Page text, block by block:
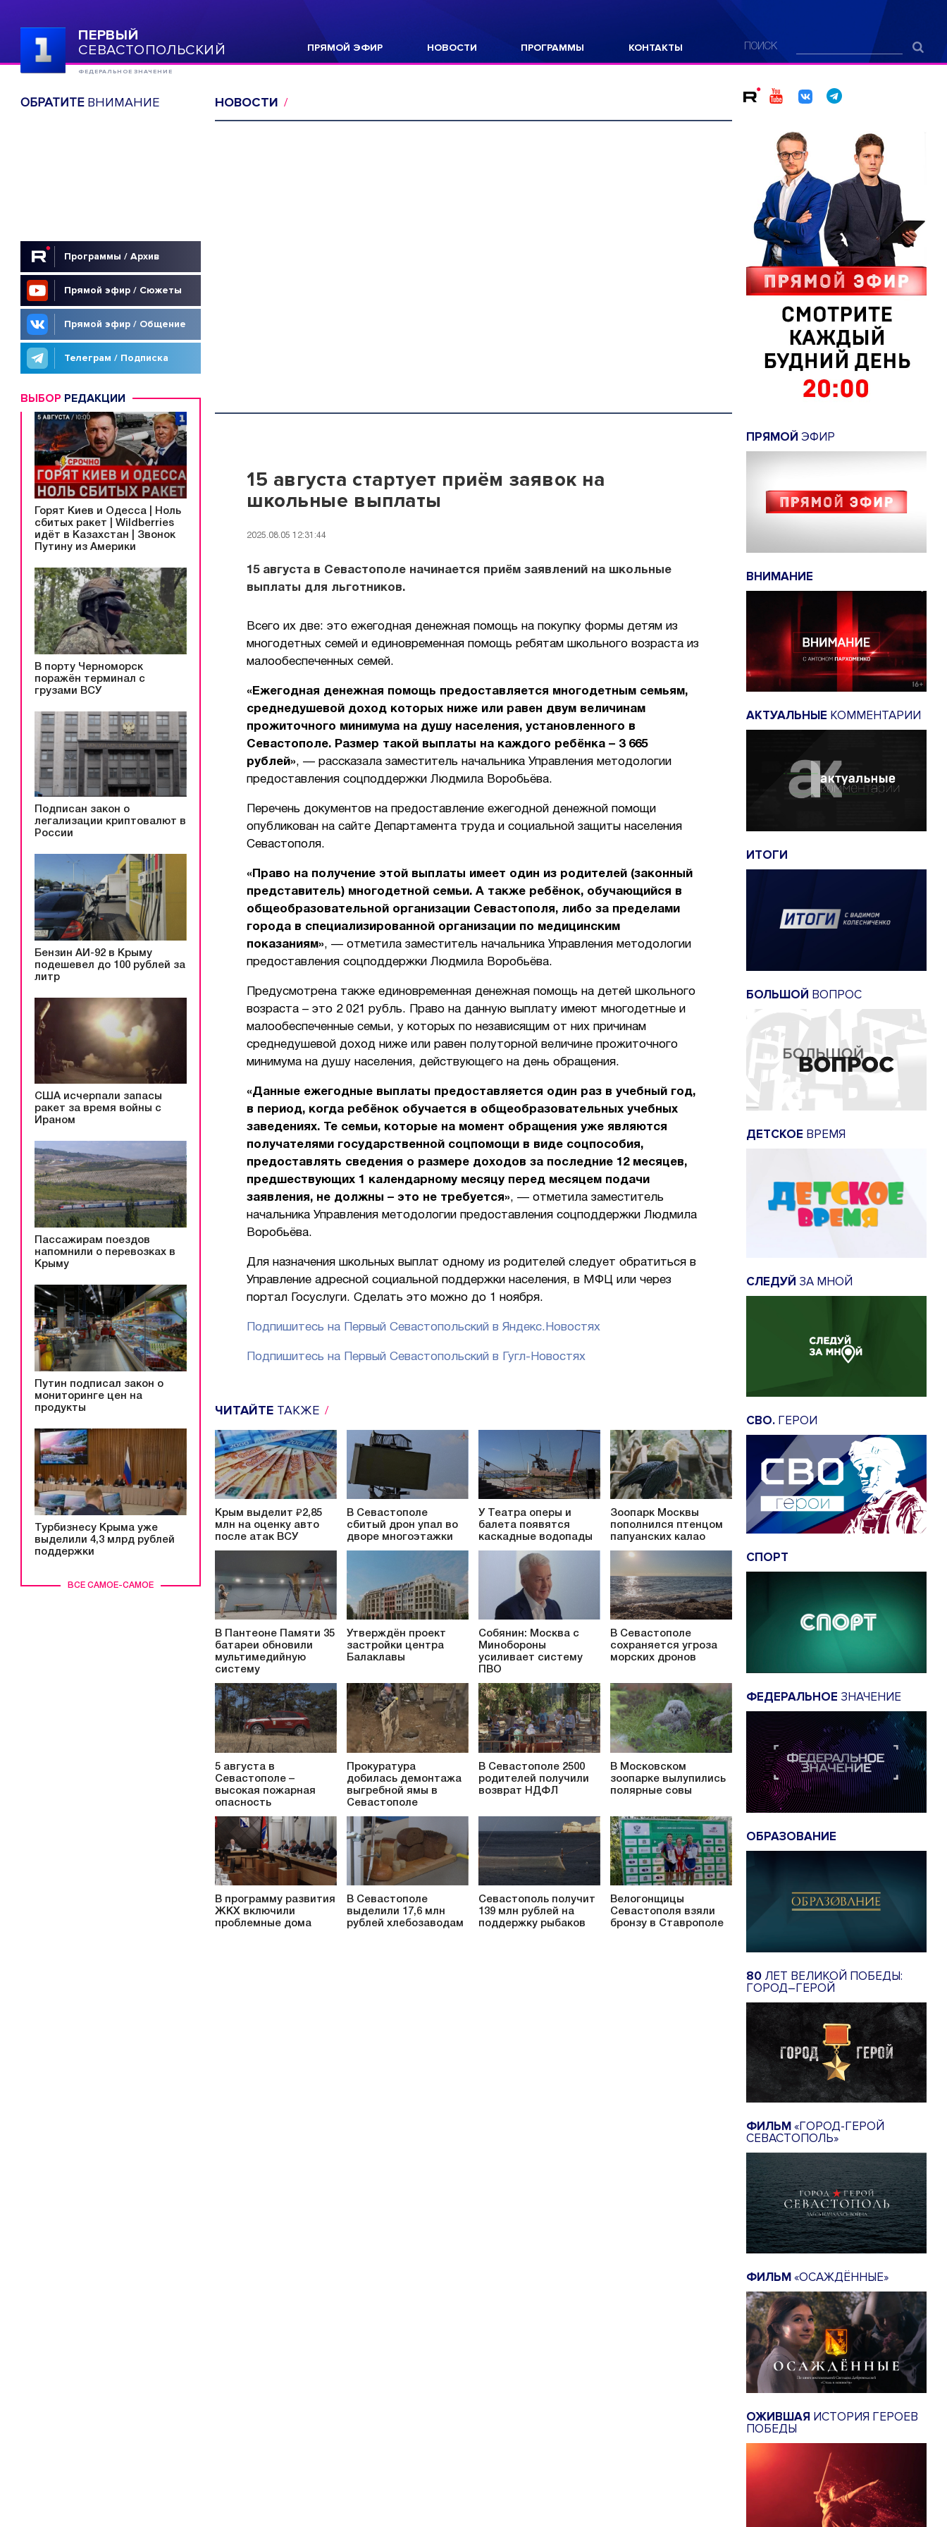
ПЕРВЫЙ
СЕВАСТОПОЛЬСКИЙ
ФЕДЕРАЛЬНОЕ ЗНАЧЕНИЕ
ПРЯМОЙ ЭФИР НОВОСТИ ПРОГРАММЫ КОНТАКТЫ ПОИСК
ОБРАТИТЕВНИМАНИЕ
Программы / Архив
Прямой эфир / Сюжеты
Прямой эфир / Общение
Телеграм / Подписка
ВЫБОР РЕДАКЦИИ
ВСЕ САМОЕ-САМОЕ
Горят Киев и Одесса | Ноль
сбитых ракет | Wildberries
идёт в Казахстан | Звонок
Путину из Америки
В порту Черноморск
поражён терминал с
грузами ВСУ
Подписан закон о
легализации криптовалют в
России
Бензин АИ-92 в Крыму
подешевел до 100 рублей за
литр
США исчерпали запасы
ракет за время войны с
Ираном
Пассажирам поездов
напомнили о перевозках в
Крыму
Путин подписал закон о
мониторинге цен на
продукты
Турбизнесу Крыма уже
выделили 4,3 млрд рублей
поддержки
НОВОСТИ
15 августа стартует приём заявок на
школьные выплаты
2025.08.05 12:31:44
15 августа в Севастополе начинается приём заявлений на школьные
выплаты для льготников.
Всего их две: это ежегодная денежная помощь на покупку формы детям из
многодетных семей и единовременная помощь ребятам школьного возраста из
малообеспеченных семей.
«Ежегодная денежная помощь предоставляется многодетным семьям,
среднедушевой доход которых ниже или равен двум величинам
прожиточного минимума на душу населения, установленного в
Севастополе. Размер такой выплаты на каждого ребёнка – 3 665
рублей», — рассказала заместитель начальника Управления методологии
предоставления соцподдержки Людмила Воробьёва.
Перечень документов на предоставление ежегодной денежной помощи
опубликован на сайте Департамента труда и социальной защиты населения
Севастополя.
«Право на получение этой выплаты имеет один из родителей (законный
представитель) многодетной семьи. А также ребёнок, обучающийся в
общеобразовательной организации Севастополя, либо за пределами
города в специализированной организации по медицинским
показаниям», — отметила заместитель начальника Управления методологии
предоставления соцподдержки Людмила Воробьёва.
Предусмотрена также единовременная денежная помощь на детей школьного
возраста – это 2 021 рубль. Право на данную выплату имеют многодетные и
малообеспеченные семьи, у которых по независящим от них причинам
среднедушевой доход ниже или равен полуторной величине прожиточного
минимума на душу населения, действующего на день обращения.
«Данные ежегодные выплаты предоставляется один раз в учебный год,
в период, когда ребёнок обучается в общеобразовательных учебных
заведениях. Те семьи, которые на момент обращения уже являются
получателями государственной соцпомощи в виде соцпособия,
предоставлять сведения о размере доходов за последние 12 месяцев,
предшествующих 1 календарному месяцу перед месяцем подачи
заявления, не должны – это не требуется», — отметила заместитель
начальника Управления методологии предоставления соцподдержки Людмила
Воробьёва.
Для назначения школьных выплат одному из родителей следует обратиться в
Управление адресной социальной поддержки населения, в МФЦ или через
портал Госуслуги. Сделать это можно до 1 ноября.
Подпишитесь на Первый Севастопольский в Яндекс.Новостях
Подпишитесь на Первый Севастопольский в Гугл-Новостях
ЧИТАЙТЕ ТАКЖЕ
Крым выделит ₽2,85
млн на оценку авто
после атак ВСУ
В Севастополе
сбитый дрон упал во
дворе многоэтажки
У Театра оперы и
балета появятся
каскадные водопады
Зоопарк Москвы
пополнился птенцом
папуанских калао
В Пантеоне Памяти 35
батареи обновили
мультимедийную
систему
Утверждён проект
застройки центра
Балаклавы
Собянин: Москва с
Минобороны
усиливает систему
ПВО
В Севастополе
сохраняется угроза
морских дронов
5 августа в
Севастополе –
высокая пожарная
опасность
Прокуратура
добилась демонтажа
выгребной ямы в
Севастополе
В Севастополе 2500
родителей получили
возврат НДФЛ
В Московском
зоопарке вылупились
полярные совы
В программу развития
ЖКХ включили
проблемные дома
В Севастополе
выделили 17,6 млн
рублей хлебозаводам
Севастополь получит
139 млн рублей на
поддержку рыбаков
Велогонщицы
Севастополя взяли
бронзу в Ставрополе
ПРЯМОЙ ЭФИР
ВНИМАНИЕ
АКТУАЛЬНЫЕ КОММЕНТАРИИ
ИТОГИ
БОЛЬШОЙ ВОПРОС
ДЕТСКОЕ ВРЕМЯ
СЛЕДУЙ ЗА МНОЙ
СВО. ГЕРОИ
СПОРТ
ФЕДЕРАЛЬНОЕ ЗНАЧЕНИЕ
ОБРАЗОВАНИЕ
80 ЛЕТ ВЕЛИКОЙ ПОБЕДЫ:
ГОРОД–ГЕРОЙ
ФИЛЬМ«ГОРОД-ГЕРОЙ
СЕВАСТОПОЛЬ»
ФИЛЬМ«ОСАЖДЁННЫЕ»
ОЖИВШАЯ ИСТОРИЯ ГЕРОЕВ
ПОБЕДЫ